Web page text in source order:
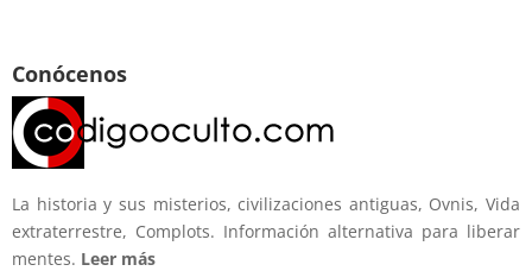
Conócenos
La historia y sus misterios, civilizaciones antiguas, Ovnis, Vida
extraterrestre, Complots. Información alternativa para liberar
mentes. Leer más